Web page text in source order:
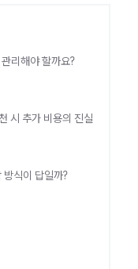
리해야 할까요?
시 추가 비용의 진실
방식이 답일까?